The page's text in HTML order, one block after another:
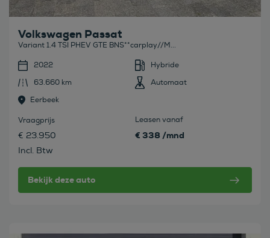
Volkswagen Passat
Variant 1.4 TSI PHEV GTE BNS**carplay//M...
2022
Hybride
63.660 km
Automaat
Eerbeek
Vraagprijs
€ 23.950
Incl. Btw
Leasen vanaf
€ 338 /mnd
Bekijk deze auto